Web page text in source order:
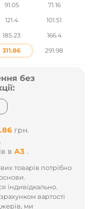
менеджерів по тел
91.05 71.16
121.4 101.51
185.23 166.4
311.86 291.98
без
грн.
в А3 .
товарів потрібно
індивідкально.
вартості
ми